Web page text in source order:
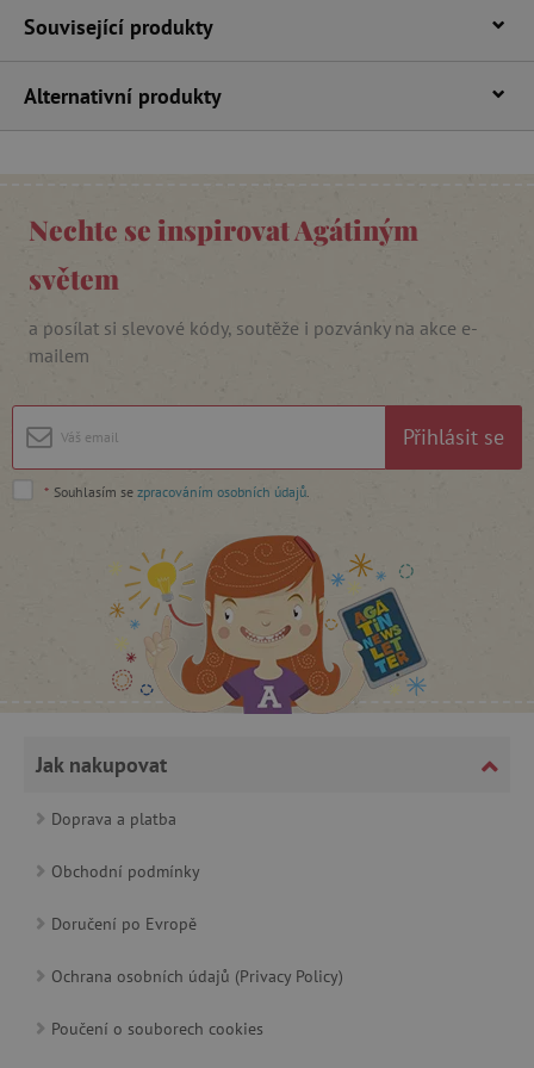
Související produkty
Alternativní produkty
Nechte se inspirovat Agátiným
světem
a posílat si slevové kódy, soutěže i pozvánky na akce e-
mailem
Přihlásit se
* Souhlasím se zpracováním osobních údajů
Jak nakupovat
Doprava a platba
Obchodní podmínky
Doručení po Evropě
Ochrana osobních údajů (Privacy Policy)
Poučení o souborech cookies
cjConsent
CookieScriptConsent
CookieScript
www.agatinsvet.cz
Google Privacy Policy